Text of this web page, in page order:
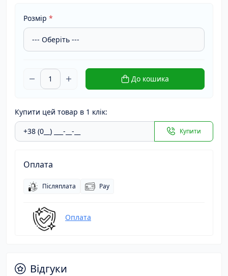
Розмір *
До кошика
Купити цей товар в 1 клік:
Купити
Оплата
Післяплата Pay
Оплата
Відгуки